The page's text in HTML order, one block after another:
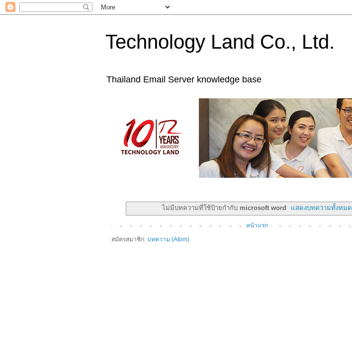
Technology Land Co., Ltd.
Thailand Email Server knowledge base
ไม่มีบทความที่ใช้ป้ายกำกับ microsoft word แสดงบทความทั้งหมด
หน้าแรก
สมัครสมาชิก: บทความ (Atom)